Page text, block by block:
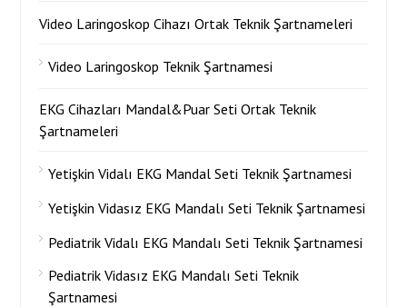
Video Laringoskop Cihazı Ortak Teknik Şartnameleri
Video Laringoskop Teknik Şartnamesi
EKG Cihazları Mandal&Puar Seti Ortak Teknik
Şartnameleri
Yetişkin Vidalı EKG Mandal Seti Teknik Şartnamesi
Yetişkin Vidasız EKG Mandalı Seti Teknik Şartnamesi
Pediatrik Vidalı EKG Mandalı Seti Teknik Şartnamesi
Pediatrik Vidasız EKG Mandalı Seti Teknik
Şartnamesi